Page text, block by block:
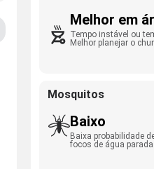
Melhor em
Tempo instável ou
Melhor planejar o
Mosquitos
Baixo
Baixa probabilidade
focos de água